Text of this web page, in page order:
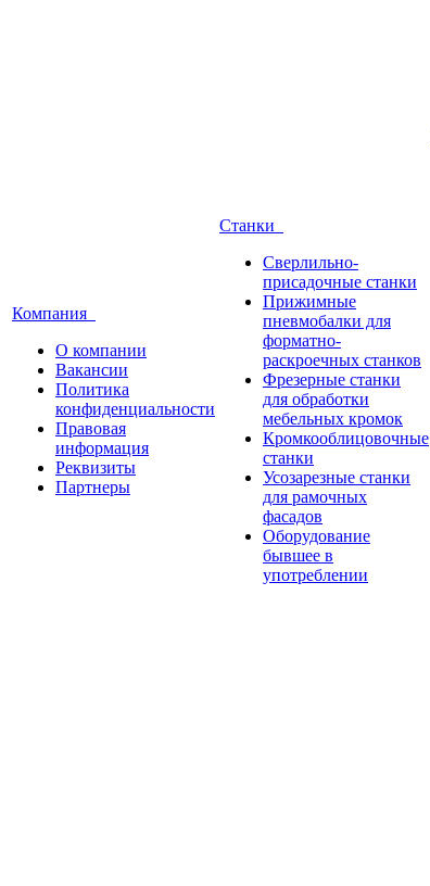
Компания
О компании
Вакансии
Политика
конфиденциальности
Правовая
информация
Реквизиты
Партнеры
Станки
Сверлильно-
присадочные станки
Прижимные
пневмобалки для
форматно-
раскроечных станков
Фрезерные станки
для обработки
мебельных кромок
Кромкооблицовочные
станки
Усозарезные станки
для рамочных
фасадов
Оборудование
бывшее в
употреблении